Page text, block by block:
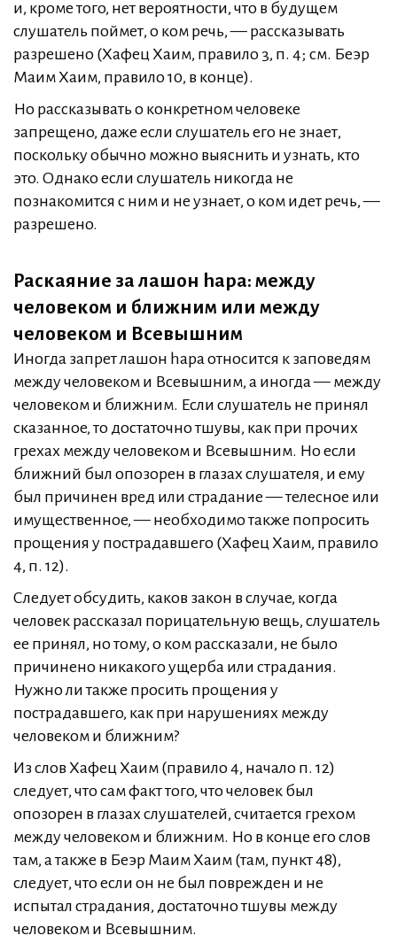
и, кроме того, нет вероятности, что в будущем
слушатель поймет, о ком речь, — рассказывать
разрешено (Хафец Хаим, правило 3, п. 4; см. Беэр
Маим Хаим, правило 10, в конце).
Но рассказывать о конкретном человеке
запрещено, даже если слушатель его не знает,
поскольку обычно можно выяснить и узнать, кто
это. Однако если слушатель никогда не
познакомится с ним и не узнает, о ком идет речь, —
разрешено.
Раскаяние за лашон hара: между
человеком и ближним или между
человеком и Всевышним
Иногда запрет лашон hара относится к заповедям
между человеком и Всевышним, а иногда — между
человеком и ближним. Если слушатель не принял
сказанное, то достаточно тшувы, как при прочих
грехах между человеком и Всевышним. Но если
ближний был опозорен в глазах слушателя, и ему
был причинен вред или страдание — телесное или
имущественное, — необходимо также попросить
прощения у пострадавшего (Хафец Хаим, правило
4, п. 12).
Следует обсудить, каков закон в случае, когда
человек рассказал порицательную вещь, слушатель
ее принял, но тому, о ком рассказали, не было
причинено никакого ущерба или страдания.
Нужно ли также просить прощения у
пострадавшего, как при нарушениях между
человеком и ближним?
Из слов Хафец Хаим (правило 4, начало п. 12)
следует, что сам факт того, что человек был
опозорен в глазах слушателей, считается грехом
между человеком и ближним. Но в конце его слов
там, а также в Беэр Маим Хаим (там, пункт 48),
следует, что если он не был поврежден и не
испытал страдания, достаточно тшувы между
человеком и Всевышним.